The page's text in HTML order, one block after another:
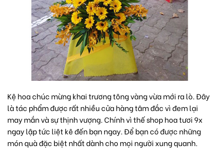
Kệ hoa chúc mừng khai trương tông vàng vừa mới ra lò. Đây
là tác phẩm được rất nhiều cửa hàng tâm đắc vì đem lại
may mắn và sự thịnh vượng. Chính vì thếshop hoa tươi 9x
ngay lập tức liệt kê đến bạn ngay. Để bạn có được những
món quà đặc biệt nhất dành cho mọi người xung quanh.